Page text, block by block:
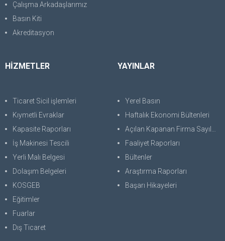
Çalışma Arkadaşlarımız
Basın Kiti
Akreditasyon
HİZMETLER
Ticaret Sicil işlemleri
Kıymetli Evraklar
Kapasite Raporları
İş Makinesi Tescili
Yerli Malı Belgesi
Dolaşım Belgeleri
KOSGEB
Eğitimler
Fuarlar
Dış Ticaret
YAYINLAR
Yerel Basın
Haftalık Ekonomi Bültenleri
Açılan Kapanan Firma Sayıları
Faaliyet Raporları
Bültenler
Araştırma Raporları
Başarı Hikayeleri